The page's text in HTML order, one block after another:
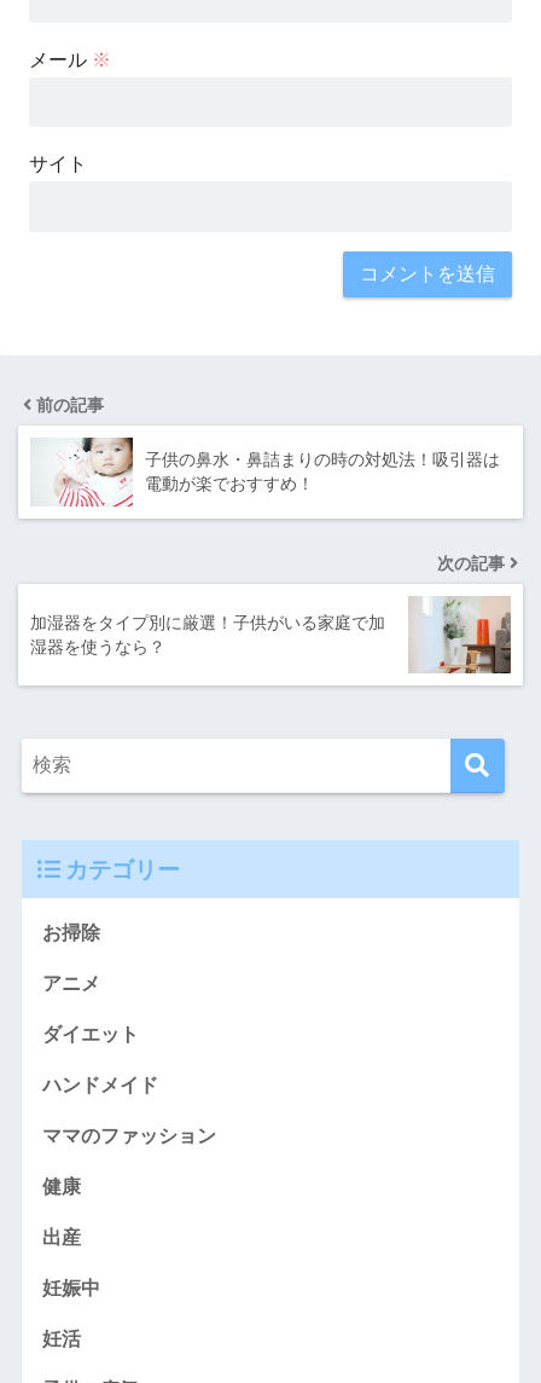
メール ※
サイト
前の記事
子供の鼻水・鼻詰まりの時の対処法！吸引器は
電動が楽でおすすめ！
次の記事
加湿器をタイプ別に厳選！子供がいる家庭で加
湿器を使うなら？
カテゴリー
お掃除
アニメ
ダイエット
ハンドメイド
ママのファッション
健康
出産
妊娠中
妊活